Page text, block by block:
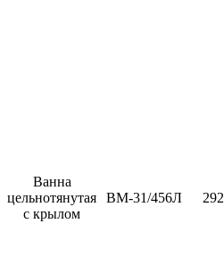
Ванна
цельнотянутая
с крылом
ВМ-31/456Л 292